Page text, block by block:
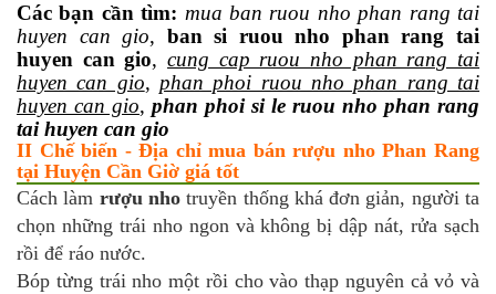
Các bạn cần tìm: mua ban ruou nho phan rang tai
huyen can gio, ban si ruou nho phan rang tai
huyen can gio,cung cap ruou nho phan rang tai
huyen can gio,phan phoi ruou nho phan rang tai
huyen can gio, phan phoi si le ruou nho phan rang
tai huyen can gio
II Chế biến - Địa chỉ mua bán rượu nho Phan Rang
tại Huyện Cần Giờ giá tốt
Cách làm rượu nhotruyền thống khá đơn giản, người ta
chọn những trái nho ngon và không bị dập nát, rửa sạch
rồi để ráo nước.
Bóp từng trái nho một rồi cho vào thạp nguyên cả vỏ và